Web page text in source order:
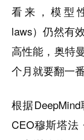
看来，模型
laws）仍然有
高性能，奥特
个月就要翻一
根据
CEO穆斯塔法